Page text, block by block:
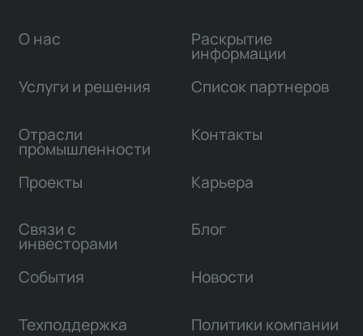
О нас
Услуги и решения
Отрасли
промышленности
Проекты
Связи с
инвесторами
Раскрытие
информации
Список партнеров
Контакты
Карьера
Блог
События Новости
Техподдержка Политики компании